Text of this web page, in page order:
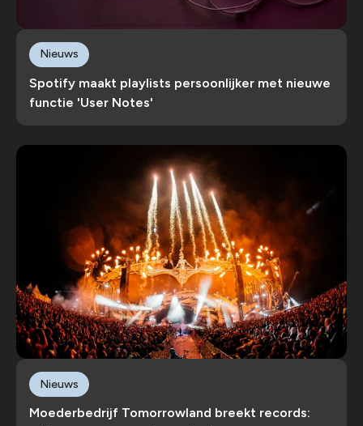
Spotify maakt playlists persoonlijker met nieuwe
functie 'User Notes'
Nieuws
Moederbedrijf Tomorrowland breekt records:
Nieuws